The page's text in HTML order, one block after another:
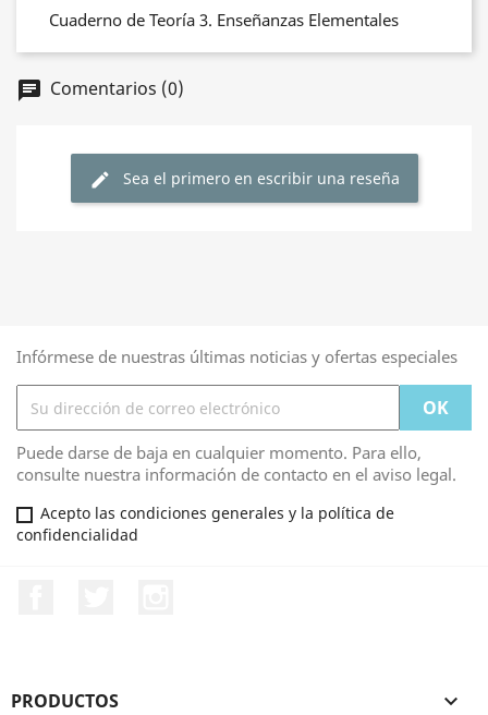
Cuaderno de Teoría 3. Enseñanzas Elementales
chat Comentarios (0)
edit Sea el primero en escribir una reseña
Infórmese de nuestras últimas noticias y ofertas especiales
Puede darse de baja en cualquier momento. Para ello,
consulte nuestra información de contacto en el aviso legal.
Acepto las condiciones generales y la política de
confidencialidad
PRODUCTOS 